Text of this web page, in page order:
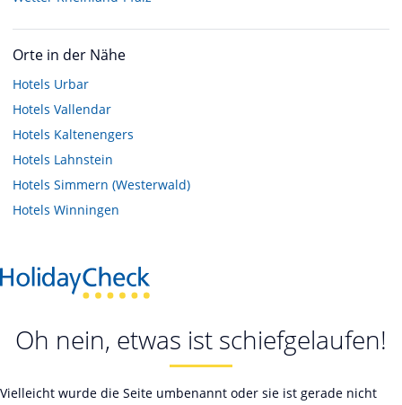
Orte in der Nähe
Hotels Urbar
Hotels Vallendar
Hotels Kaltenengers
Hotels Lahnstein
Hotels Simmern (Westerwald)
Hotels Winningen
Oh nein, etwas ist schiefgelaufen!
Vielleicht wurde die Seite umbenannt oder sie ist gerade nicht